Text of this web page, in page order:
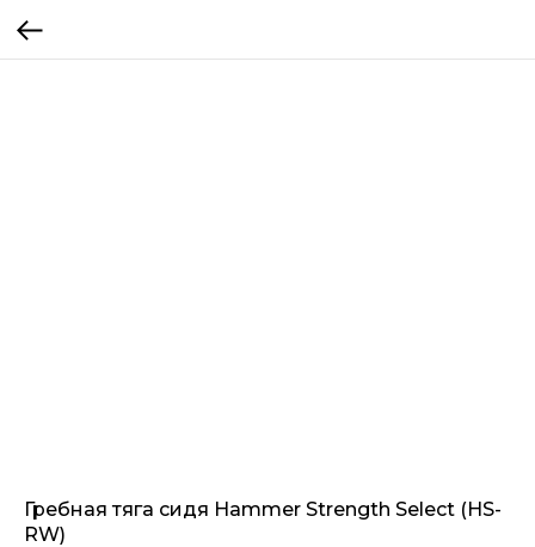
Гребная тяга сидя Hammer Strength Select (HS-
RW)